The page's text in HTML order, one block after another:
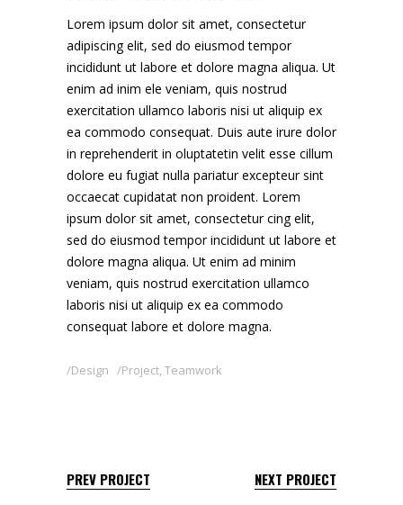
Lorem ipsum dolor sit amet, consectetur
adipiscing elit, sed do eiusmod tempor
incididunt ut labore et dolore magna aliqua. Ut
enim ad inim ele veniam, quis nostrud
exercitation ullamco laboris nisi ut aliquip ex
ea commodo consequat. Duis aute irure dolor
in reprehenderit in oluptatetin velit esse cillum
dolore eu fugiat nulla pariatur excepteur sint
occaecat cupidatat non proident. Lorem
ipsum dolor sit amet, consectetur cing elit,
sed do eiusmod tempor incididunt ut labore et
dolore magna aliqua. Ut enim ad minim
veniam, quis nostrud exercitation ullamco
laboris nisi ut aliquip ex ea commodo
consequat labore et dolore magna.
Design Project, Teamwork
PREV PROJECT NEXT PROJECT